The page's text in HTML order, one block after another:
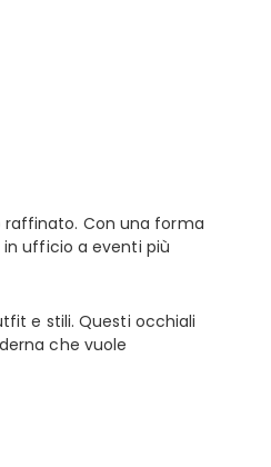
raffinato. Con una forma
ufficio a eventi più
e stili. Questi occhiali
che vuole